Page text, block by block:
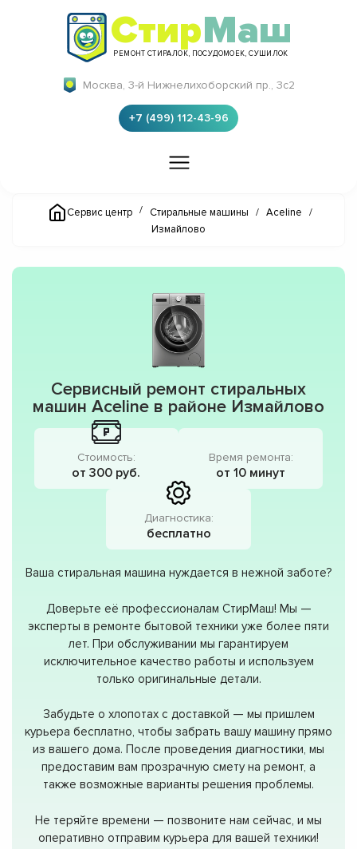
СтирМаш
РЕМОНТ СТИРАЛОК, ПОСУДОМОЕК, СУШИЛОК
Москва, 3-й Нижнелихоборский пр., 3с2
+7 (499) 112-43-96
Сервис центр / Стиральные машины / Aceline
/
Измайлово
Сервисный ремонт стиральных
машин Aceline в районе Измайлово
Стоимость:
от 300 руб.
Время ремонта:
от 10 минут
Диагностика:
бесплатно
Ваша стиральная машина нуждается в нежной заботе?
Доверьте её профессионалам СтирМаш! Мы —
эксперты в ремонте бытовой техники уже более пяти
лет. При обслуживании мы гарантируем
исключительное качество работы и используем
только оригинальные детали.
Забудьте о хлопотах с доставкой — мы пришлем
курьера бесплатно, чтобы забрать вашу машину прямо
из вашего дома. После проведения диагностики, мы
предоставим вам прозрачную смету на ремонт, а
также возможные варианты решения проблемы.
Не теряйте времени — позвоните нам сейчас, и мы
оперативно отправим курьера для вашей техники!